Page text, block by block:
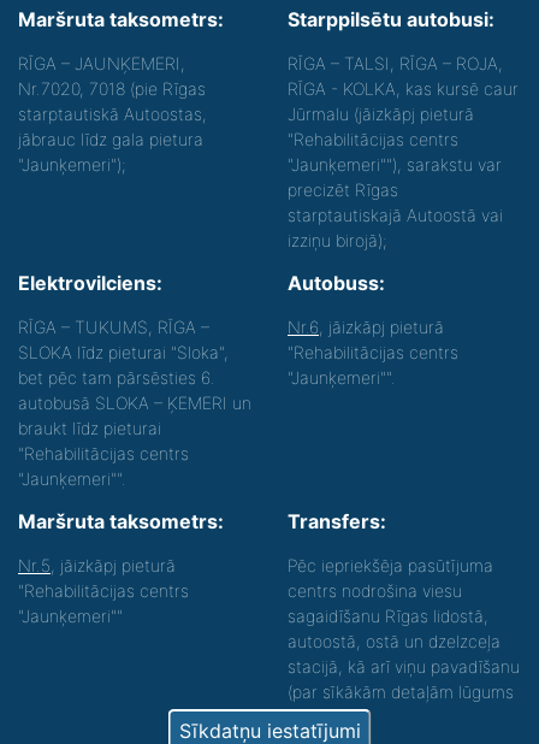
Maršruta taksometrs:
RĪGA – JAUNĶEMERI,
Nr.7020, 7018 (pie Rīgas
starptautiskā Autoostas,
jābrauc līdz gala pietura
"Jaunķemeri");
Starppilsētu autobusi:
RĪGA – TALSI, RĪGA – ROJA,
RĪGA - KOLKA, kas kursē caur
Jūrmalu (jāizkāpj pieturā
"Rehabilitācijas centrs
"Jaunķemeri""), sarakstu var
precizēt Rīgas
starptautiskajā Autoostā vai
izziņu birojā);
Elektrovilciens:
RĪGA – TUKUMS, RĪGA –
SLOKA līdz pieturai "Sloka",
bet pēc tam pārsēsties 6.
autobusā SLOKA – ĶEMERI un
braukt līdz pieturai
"Rehabilitācijas centrs
"Jaunķemeri"".
Autobuss:
Nr.6 , jāizkāpj pieturā
"Rehabilitācijas centrs
"Jaunķemeri"".
Maršruta taksometrs:
Nr.5 , jāizkāpj pieturā
"Rehabilitācijas centrs
"Jaunķemeri""
Transfers:
Pēc iepriekšēja pasūtījuma
centrs nodrošina viesu
sagaidīšanu Rīgas lidostā,
autoostā, ostā un dzelzceļa
stacijā, kā arī viņu pavadīšanu
(par sīkākām detaļām lūgums
zvanīt).
Sīkdatņu iestatījumi